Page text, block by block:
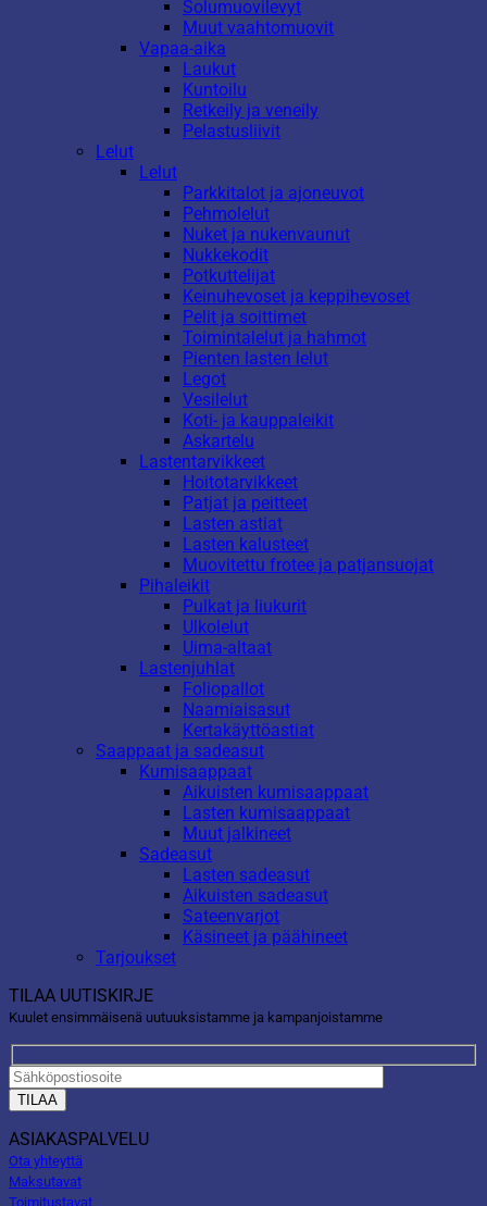
Solumuovilevyt
Muut vaahtomuovit
Vapaa-aika
Laukut
Kuntoilu
Retkeily ja veneily
Pelastusliivit
Lelut
Lelut
Parkkitalot ja ajoneuvot
Pehmolelut
Nuket ja nukenvaunut
Nukkekodit
Potkuttelijat
Keinuhevoset ja keppihevoset
Pelit ja soittimet
Toimintalelut ja hahmot
Pienten lasten lelut
Legot
Vesilelut
Koti- ja kauppaleikit
Askartelu
Lastentarvikkeet
Hoitotarvikkeet
Patjat ja peitteet
Lasten astiat
Lasten kalusteet
Muovitettu frotee ja patjansuojat
Pihaleikit
Pulkat ja liukurit
Ulkolelut
Uima-altaat
Lastenjuhlat
Foliopallot
Naamiaisasut
Kertakäyttöastiat
Saappaat ja sadeasut
Kumisaappaat
Aikuisten kumisaappaat
Lasten kumisaappaat
Muut jalkineet
Sadeasut
Lasten sadeasut
Aikuisten sadeasut
Sateenvarjot
Käsineet ja päähineet
Tarjoukset
TILAA UUTISKIRJE
Kuulet ensimmäisenä uutuuksistamme ja kampanjoistamme
ASIAKASPALVELU
Ota yhteyttä
Maksutavat
Toimitustavat